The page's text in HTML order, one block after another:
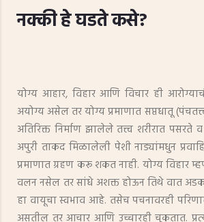
नक्की हे घडते कसे?
योग्य आहार, विहार आणि विचार ही
अयोग्य असेल तर योग्य प्रमाणात सप्तधातू
अतिरिक्त निर्माण झालेले तत्त्व शरीरात पसरते
अपुरी ताकद मिळालेली पेशी नाड्यांमधुन
प्रमाणात ग्रहण करू शकत नाही. योग्य
वलन नसेल तर सांधे अशक्त होऊन तिथे वात
हा वायूचा स्वभाव आहे. तसेच पचनावरही